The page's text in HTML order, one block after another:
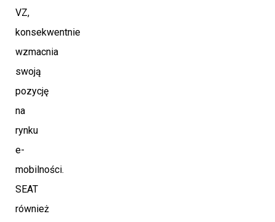
VZ,
konsekwentnie
wzmacnia
swoją
pozycję
na
rynku
e-
mobilności.
SEAT
również